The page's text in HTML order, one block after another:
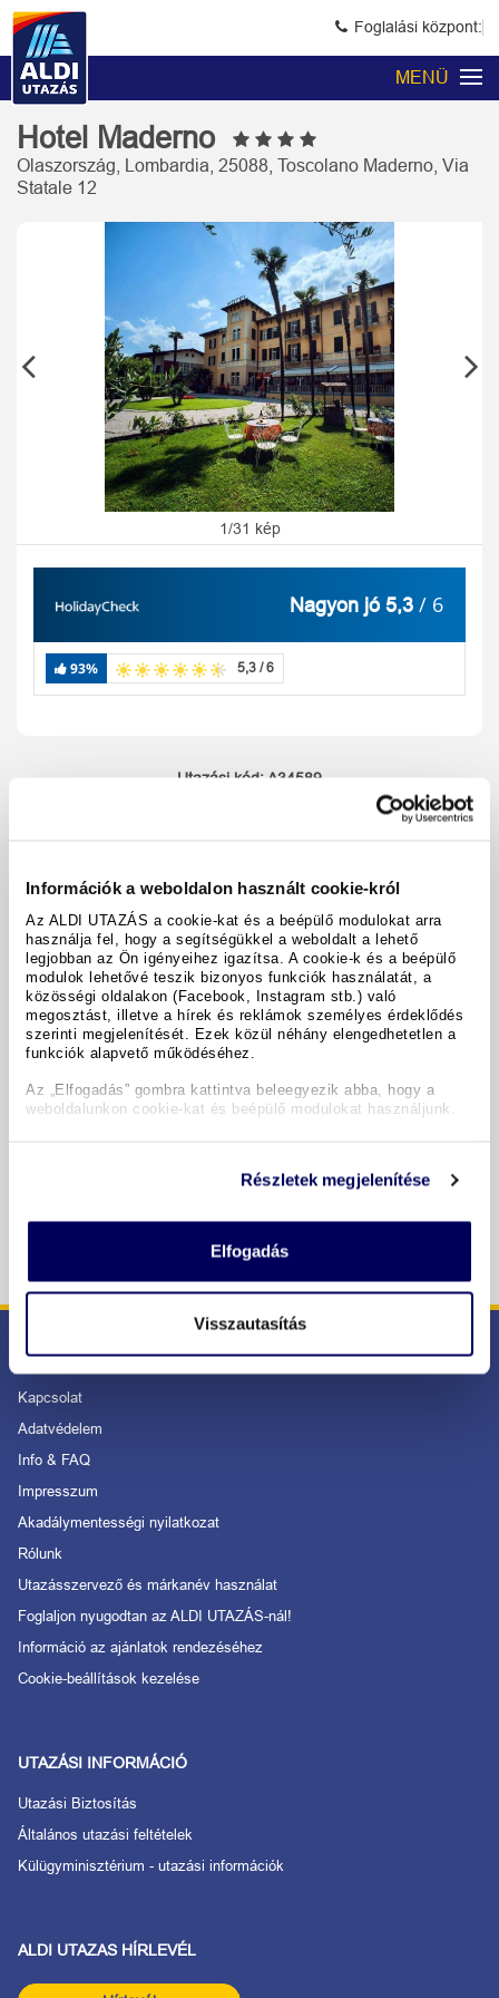
Információk a weboldalon használt cookie-król
Az ALDI UTAZÁS a cookie-kat és a beépülő modulokat arra
használja fel, hogy a segítségükkel a weboldalt a lehető
legjobban az Ön igényeihez igazítsa. A cookie-k és a beépülő
modulok lehetővé teszik bizonyos funkciók használatát, a
közösségi oldalakon (Facebook, Instagram stb.) való
megosztást, illetve a hírek és reklámok személyes érdeklődés
szerinti megjelenítését. Ezek közül néhány elengedhetetlen a
funkciók alapvető működéséhez.
Az „Elfogadás” gombra kattintva beleegyezik abba, hogy a
weboldalunkon cookie-kat és beépülő modulokat használjunk.
Részletek megjelenítése
Elfogadás
Visszautasítás
Foglalási központ:
MENÜ
Hotel Maderno
Olaszország, Lombardia, 25088, Toscolano Maderno, Via
Statale 12
1/31 kép
Nagyon jó 5,3 / 6
93% 5,3 / 6
Utazási kód:A34589
megosztás
A hotel részletei
Időpontok & árak
Copyright GIATA 2004 - 2026. Multilingual, powered by
www.giata.com for client no. 122148
NTAK regisztrációs szám: -
BIZTONSÁGOS RENDELÉS ÉS FIZETÉS
SZOLGÁLTATÁS
Kapcsolat
Adatvédelem
Info & FAQ
Impresszum
Akadálymentességi nyilatkozat
Rólunk
Utazásszervező és márkanév használat
Foglaljon nyugodtan az ALDI UTAZÁS-nál!
Információ az ajánlatok rendezéséhez
Cookie-beállítások kezelése
UTAZÁSI INFORMÁCIÓ
Utazási Biztosítás
Általános utazási feltételek
Külügyminisztérium - utazási információk
ALDI UTAZAS HÍRLEVÉL